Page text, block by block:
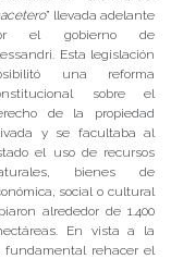
” llevada adelante
el gobierno de
Esta legislación
una reforma
sobre el
de la propiedad
y se facultaba al
el uso de recursos
bienes de
social o cultural
alrededor de 1.400
En vista a la
fundamental rehacer el